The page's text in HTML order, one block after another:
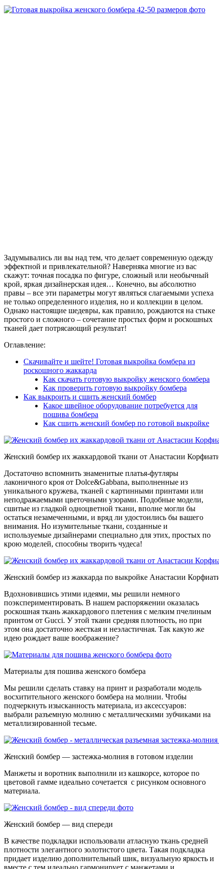
Задумывались ли вы над тем, что делает современную одежду
эффектной и привлекательной? Наверняка многие из вас
скажут: точная посадка по фигуре, сложный или необычный
крой, яркая дизайнерская идея… Конечно, вы абсолютно
правы – все эти параметры могут являться слагаемыми успеха
не только определенного изделия, но и коллекции в целом.
Однако настоящие шедевры, как правило, рождаются на стыке
простого и сложного – сочетание простых форм и роскошных
тканей дает потрясающий результат!
Оглавление:
Скачивайте и шейте! Готовая выкройка бомбера из
роскошного жаккарда
Как скачать готовую выкройку женского бомбера
Как проверить готовую выкройку бомбера
Как выкроить и сшить женский бомбер
Какое швейное оборудование потребуется для
пошива бомбера
Как сшить женский бомбер по готовой выкройке
Женский бомбер их жаккардовой ткани от Анастасии
Достаточно вспомнить знаменитые платья-футляры
лаконичного кроя от Dolce&Gabbana, выполненные из
уникального кружева, тканей с картинными принтами или
неподражаемыми цветочными узорами. Подобные модели,
сшитые из гладкой одноцветной ткани, вполне могли бы
остаться незамеченными, и вряд ли удостоились бы вашего
внимания. Но изумительные ткани, созданные и
используемые дизайнерами специально для этих, простых по
крою моделей, способны творить чудеса!
Женский бомбер из жаккарда по выкройке Анастасии
Вдохновившись этими идеями, мы решили немного
поэкспериментировать. В нашем распоряжении оказалась
роскошная ткань жаккардового плетения с мелким пчелиным
принтом от Gucci. У этой ткани средняя плотность, но при
этом она достаточно жесткая и неэластичная. Так какую же
идею рождает ваше воображение?
Материалы для пошива женского бомбера
Мы решили сделать ставку на принт и разработали модель
восхитительного женского бомбера на молнии. Чтобы
подчеркнуть изысканность материала, из аксессуаров:
выбрали разъемную молнию с металлическими зубчиками на
металлизированной тесьме.
Женский бомбер — застежка-молния в готовом изделии
Манжеты и воротник выполнили из кашкорсе, которое по
цветовой гамме идеально сочетается с рисунком основного
материала.
Женский бомбер — вид спереди
В качестве подкладки использовали атласную ткань средней
плотности элегантного золотистого цвета. Такая подкладка
придает изделию дополнительный шик, визуальную яркость и